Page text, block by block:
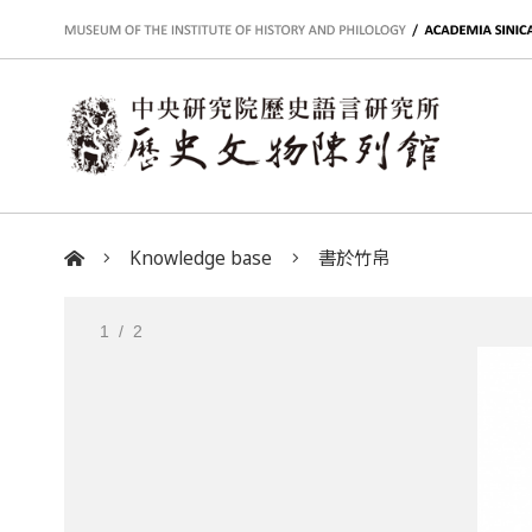
:::
Knowledge base 書於竹帛
1 / 2